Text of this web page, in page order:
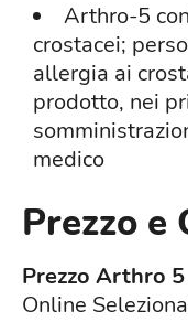
Arthro-5
crostacei;
allergia ai
prodotto, nei
medico
Prezzo e
Prezzo Arthro 5
Online